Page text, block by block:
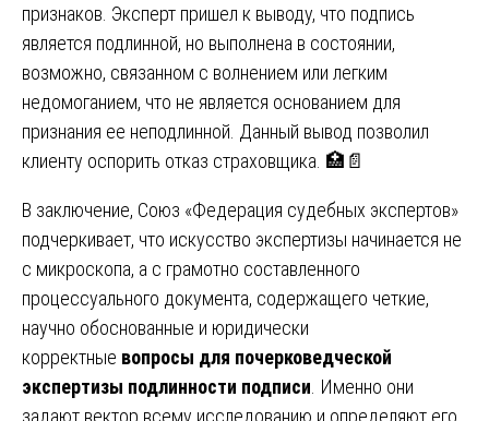
признаков. Эксперт пришел к выводу, что подпись
является подлинной, но выполнена в состоянии,
возможно, связанном с волнением или легким
недомоганием, что не является основанием для
признания ее неподлинной. Данный вывод позволил
клиенту оспорить отказ страховщика. 🏥📄
В заключение, Союз «Федерация судебных экспертов»
подчеркивает, что искусство экспертизы начинается не
с микроскопа, а с грамотно составленного
процессуального документа, содержащего четкие,
научно обоснованные и юридически
корректные вопросы для почерковедческой
экспертизы подлинности подписи. Именно они
задают вектор всему исследованию и определяют его